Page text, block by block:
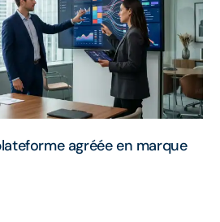
agréée en marque